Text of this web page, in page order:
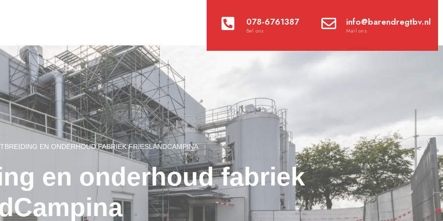
078-6761387
Bel ons
info@barendregtbv.nl
Mail ons
EN ONDERHOUD FABRIEK FRIESLANDCAMPINA
en onderhoud fabriek